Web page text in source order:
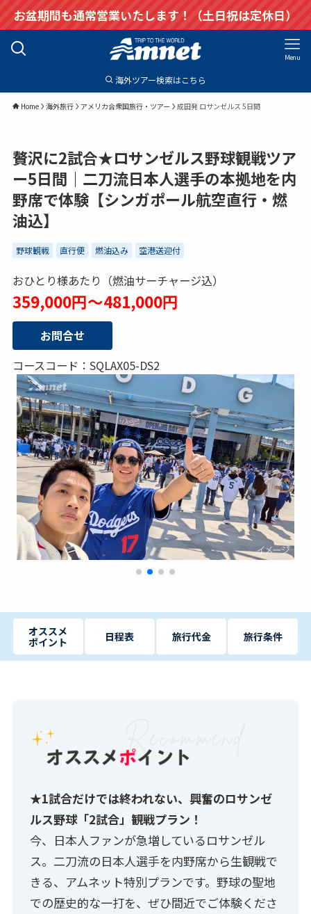
お盆期間も通常営業いたします！（土日祝は定休日）
Menu
海外ツアー検索はこちら
Home 海外旅行 アメリカ合衆国旅行・ツアー 成田発 ロサンゼルス 5日間
贅沢に2試合★ロサンゼルス野球観戦ツア
ー5日間｜二刀流日本人選手の本拠地を内
野席で体験【シンガポール航空直行・燃
油込】
野球観戦 直行便 燃油込み 空港送迎付
おひとり様あたり（燃油サーチャージ込）
359,000円～481,000円
お問合せ
コースコード：SQLAX05-DS2
オススメ
ポイント
日程表 旅行代金 旅行条件
★1試合だけでは終われない、興奮のロサンゼ
ルス野球「2試合」観戦プラン！
今、日本人ファンが急増しているロサンゼル
ス。二刀流の日本人選手を内野席から生観戦で
きる、アムネット特別プランです。野球の聖地
での歴史的な一打を、ぜひ間近でご体験くださ